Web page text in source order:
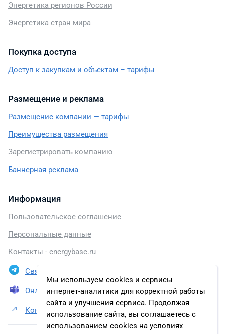
Мы используем cookies и сервисы
интернет-аналитики для корректной работы
сайта и улучшения сервиса. Продолжая
использование сайта, вы соглашаетесь с
использованием cookies на условиях
Энергетика регионов России
Энергетика стран мира
Покупка доступа
Доступ к закупкам и объектам – тарифы
Размещение и реклама
Размещение компании — тарифы
Преимущества размещения
Зарегистрировать компанию
Баннерная реклама
Информация
Пользовательское соглашение
Персональные данные
Контакты - energybase.ru
Связаться в Telegram
Онлайн презентация
Контакты АО «Татэнерго»